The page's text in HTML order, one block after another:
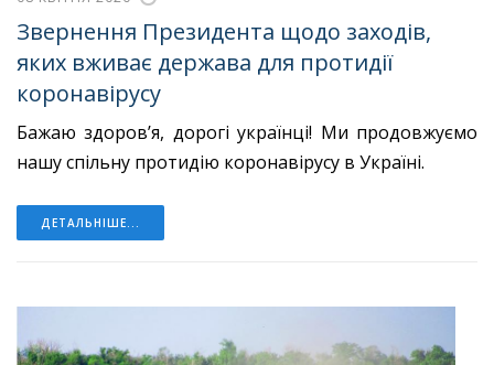
Звернення Президента щодо заходів,
яких вживає держава для протидії
коронавірусу
Бажаю здоров’я, дорогі українці! Ми продовжуємо
нашу спільну протидію коронавірусу в Україні.
ДЕТАЛЬНІШЕ...